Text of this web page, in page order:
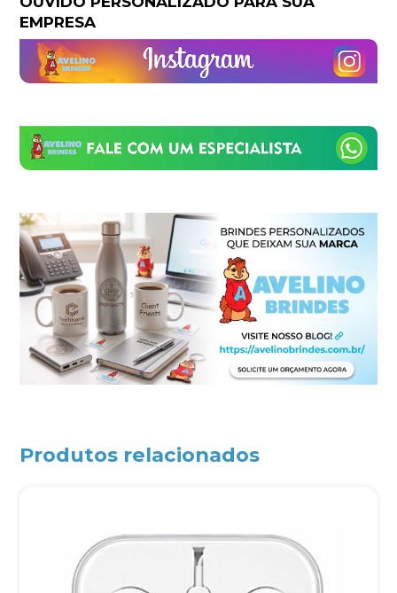
EMPRESA
Produtos relacionados